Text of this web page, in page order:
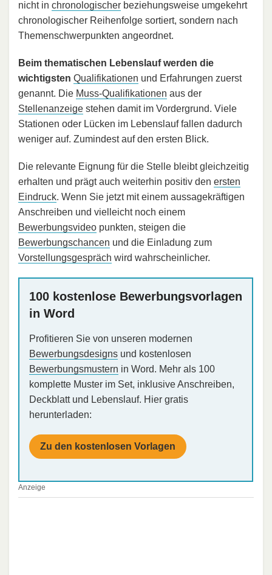
nicht in chronologischer beziehungsweise umgekehrt
chronologischer Reihenfolge sortiert, sondern nach
Themenschwerpunkten angeordnet.
Beim thematischen Lebenslauf werden die
wichtigsten Qualifikationen und Erfahrungen zuerst
genannt. Die Muss-Qualifikationen aus der
Stellenanzeige stehen damit im Vordergrund. Viele
Stationen oder Lücken im Lebenslauf fallen dadurch
weniger auf. Zumindest auf den ersten Blick.
Die relevante Eignung für die Stelle bleibt gleichzeitig
erhalten und prägt auch weiterhin positiv den ersten
Eindruck. Wenn Sie jetzt mit einem aussagekräftigen
Anschreiben und vielleicht noch einem
Bewerbungsvideo punkten, steigen die
Bewerbungschancen und die Einladung zum
Vorstellungsgespräch wird wahrscheinlicher.
100 kostenlose Bewerbungsvorlagen
in Word
Profitieren Sie von unseren modernen
Bewerbungsdesigns und kostenlosen
Bewerbungsmustern in Word. Mehr als 100
komplette Muster im Set, inklusive Anschreiben,
Deckblatt und Lebenslauf. Hier gratis
herunterladen:
Zu den kostenlosen Vorlagen
Anzeige